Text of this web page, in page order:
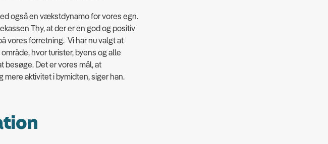
også en vækstdynamo for vores egn.
Thy, at der er en god og positiv
vores forretning. Vi har nu valgt at
hvor turister, byens og alle
besøge. Det er vores mål, at
mere aktivitet i bymidten, siger han.